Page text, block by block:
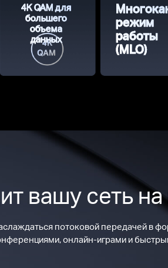
4K QAM для
большего
объема
данных
режим
работы
(MLO)
вашу сеть
потоковой передачей в
онлайн-играми и